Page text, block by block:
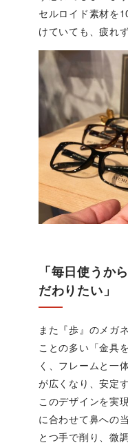
セルロイド素材を
けていても、疲れ
「毎日使うか
だわりたい」
また『歩』のメガ
ことの多い「金具
く、フレームと一
が広くなり、安定
このデザインを実
に合わせて鼻への
とつ手で削り、微